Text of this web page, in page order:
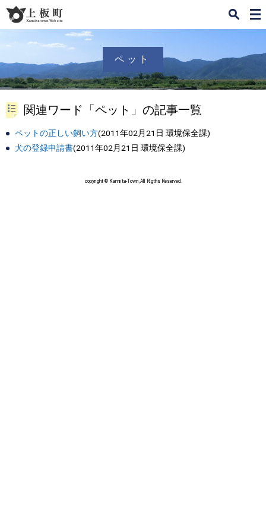
ー
ペット
関連ワード「ペット」の記事一覧
ペットの正しい飼い方(2011年02月21日 環境保全課)
犬の登録申請書(2011年02月21日 環境保全課)
copyright © Kamiita-Town ,All Rigths Reserved.